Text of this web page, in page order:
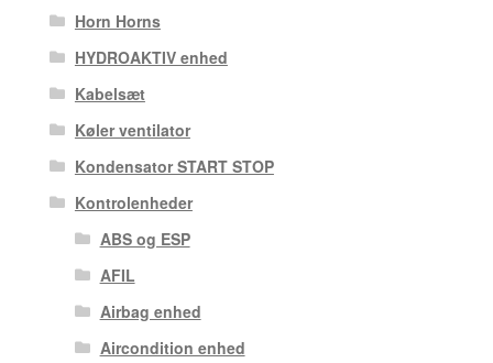
Horn Horns
HYDROAKTIV enhed
Kabelsæt
Køler ventilator
Kondensator START STOP
Kontrolenheder
ABS og ESP
AFIL
Airbag enhed
Aircondition enhed